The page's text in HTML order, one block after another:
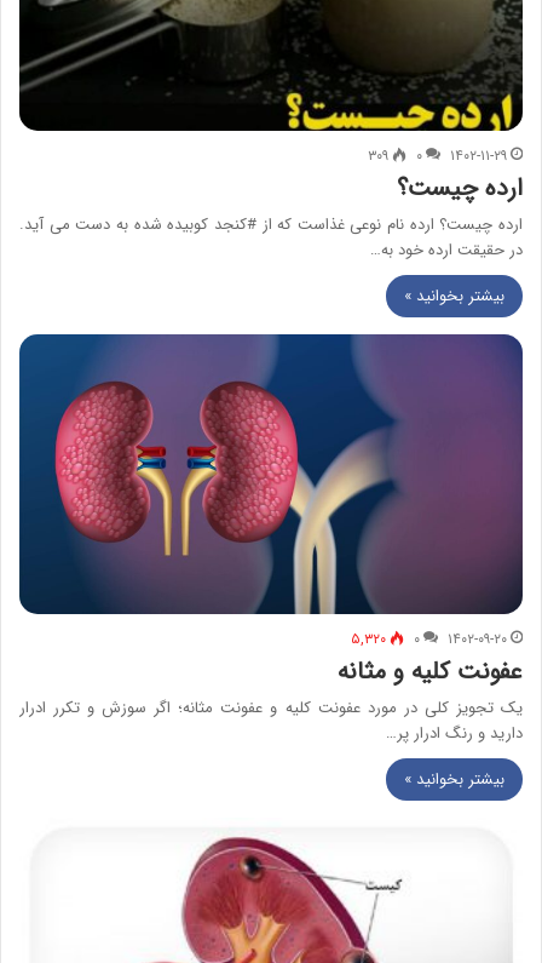
۱۴۰۲-۱۱-۲۹ ۰ ۳۰۹
ارده چیست؟
ارده چیست؟ ارده نام نوعی غذاست که از #کنجد کوبیده شده به دست می آید.
در حقیقت ارده خود به…
بیشتر بخوانید »
۱۴۰۲-۰۹-۲۰ ۰ ۵,۳۲۰
عفونت کلیه و مثانه
یک تجویز کلی در مورد عفونت کلیه و عفونت مثانه؛ اگر سوزش و تکرر ادرار
دارید و رنگ ادرار پر…
بیشتر بخوانید »